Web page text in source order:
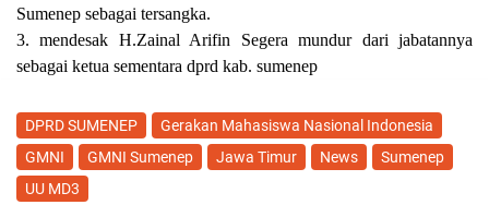
Sumenep sebagai tersangka.
3. mendesak H.Zainal Arifin Segera mundur dari jabatannya
sebagai ketua sementara dprd kab. sumenep
DPRD SUMENEP
Gerakan Mahasiswa Nasional Indonesia
GMNI
GMNI Sumenep Jawa Timur News
Sumenep
UU MD3